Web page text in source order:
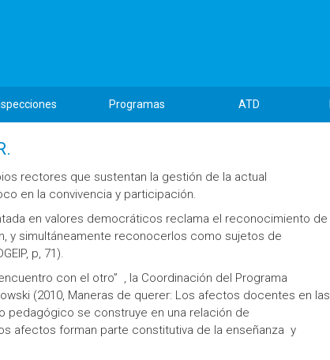
Programas ATD
rectores que sustentan la gestión de la actual
en la convivencia y participación.
en valores democráticos reclama el reconocimiento de
y simultáneamente reconocerlos como sujetos de
p, 71).
con el otro” , la Coordinación del Programa
(2010, Maneras de querer: Los afectos docentes en las
pedagógico se construye en una relación de
afectos forman parte constitutiva de la enseñanza y